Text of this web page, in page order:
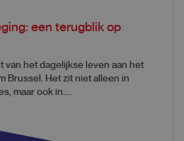
een terugblik op
van het dagelijkse leven aan het
Brussel. Het zit niet alleen in
maar ook in....